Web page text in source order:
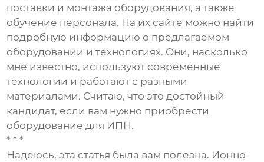
поставки и монтажа оборудования, а также
обучение персонала. На их сайте можно найти
подробную информацию о предлагаемом
оборудовании и технологиях. Они, насколько
мне известно, используют современные
технологии и работают с разными
материалами. Считаю, что это достойный
кандидат, если вам нужно приобрести
оборудование для ИПН.
* * *
Надеюсь, эта статья была вам полезна. Ионно-